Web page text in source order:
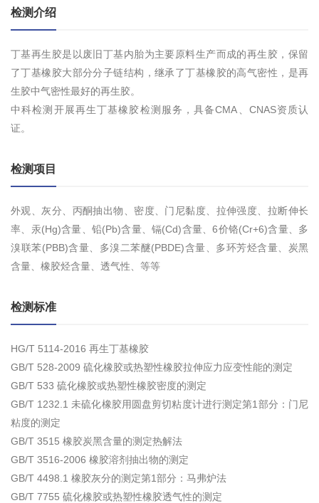
检测介绍
丁基再生胶是以废旧丁基内胎为主要原料生产而成的再生胶，保留
了丁基橡胶大部分分子链结构，继承了丁基橡胶的高气密性，是再
生胶中气密性最好的再生胶。
中科检测开展再生丁基橡胶检测服务，具备CMA、CNAS资质认
证。
检测项目
外观、灰分、丙酮抽出物、密度、门尼黏度、拉伸强度、拉断伸长
率、汞(Hg)含量、铅(Pb)含量、镉(Cd)含量、6价铬(Cr+6)含量、多
溴联苯(PBB)含量、多溴二苯醚(PBDE)含量、多环芳烃含量、炭黑
含量、橡胶烃含量、透气性、等等
检测标准
HG/T 5114-2016 再生丁基橡胶
GB/T 528-2009 硫化橡胶或热塑性橡胶拉伸应力应变性能的测定
GB/T 533 硫化橡胶或热塑性橡胶密度的测定
GB/T 1232.1 未硫化橡胶用圆盘剪切粘度计进行测定第1部分：门尼
粘度的测定
GB/T 3515 橡胶炭黑含量的测定热解法
GB/T 3516-2006 橡胶溶剂抽出物的测定
GB/T 4498.1 橡胶灰分的测定第1部分：马弗炉法
GB/T 7755 硫化橡胶或热塑性橡胶透气性的测定